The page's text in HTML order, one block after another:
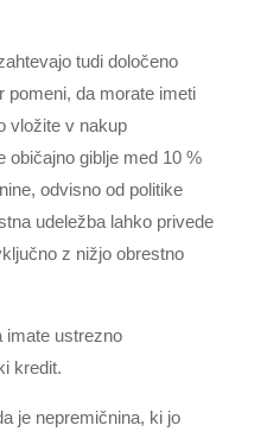
tudi določeno
pomeni, da morate imeti
vložite v nakup
običajno giblje med 10 %
odvisno od politike
udeležba lahko privede
z nižjo obrestno
imate ustrezno
kredit.
je nepremičnina, ki jo